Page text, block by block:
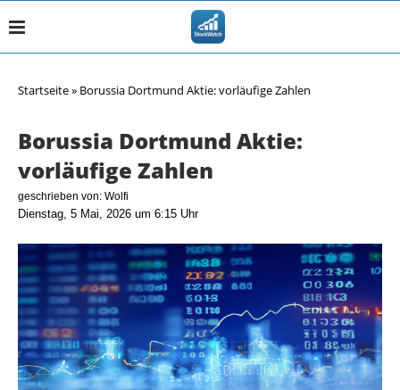
Startseite» Borussia Dortmund Aktie: vorläufige Zahlen
Borussia Dortmund Aktie:
vorläufige Zahlen
geschrieben von: Wolfi
Dienstag, 5 Mai, 2026 um 6:15 Uhr